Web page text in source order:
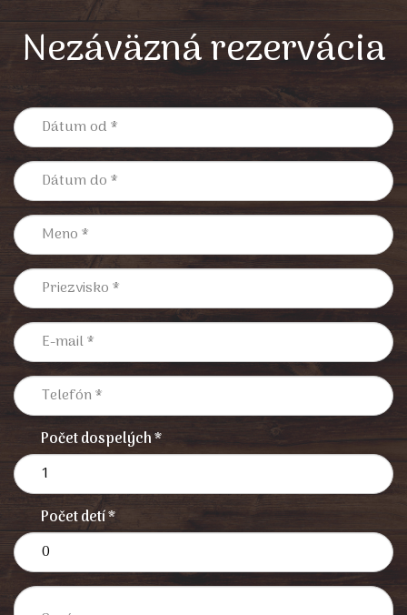
Nezáväzná rezervácia
Počet dospelých *
Počet detí *